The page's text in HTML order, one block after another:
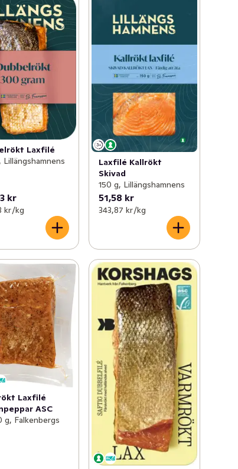
Laxfilé
Lillängshamnens
kr
kr /kg
Laxfilé Kallrökt
Skivad
150 g, Lillängshamnens
51,58 kr
343,87 kr /kg
Laxfilé
ASC
g, Falkenbergs